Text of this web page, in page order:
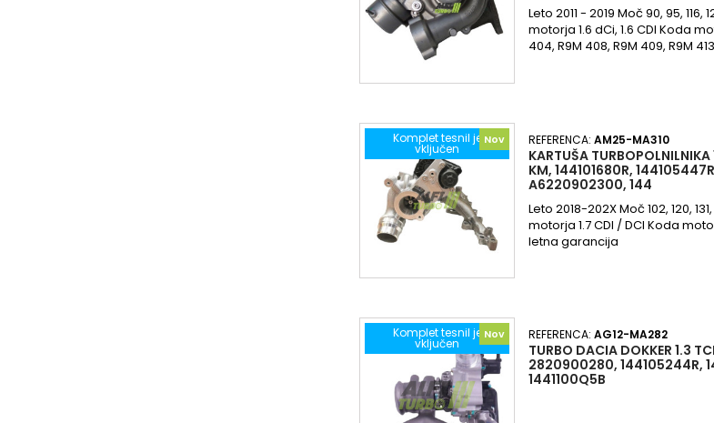
Leto 2011 - 2019 Moč 90, 95, 116,
motorja 1.6 dCi, 1.6 CDI Koda
404, R9M 408, R9M 409, R9M
Komplet tesnil je
vključen
Nov REFERENCA:AM25-MA310
KARTUŠA
KM, 144101680R,
A6220902300, 144
Leto 2018-202X Moč 102, 120,
motorja 1.7 CDI / DCI Koda
letna garancija
Komplet tesnil je
vključen
Nov REFERENCA:AG12-MA282
TURBO DACIA DOKKER 1.3
2820900280, 144105244R,
1441100Q5B